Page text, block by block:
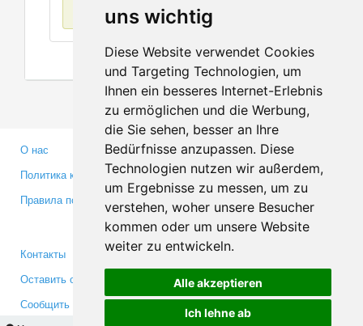
uns wichtig
Diese Website verwendet Cookies
und Targeting Technologien, um
Ihnen ein besseres Internet-Erlebnis
zu ermöglichen und die Werbung,
die Sie sehen, besser an Ihre
Bedürfnisse anzupassen. Diese
Technologien nutzen wir außerdem,
um Ergebnisse zu messen, um zu
verstehen, woher unsere Besucher
kommen oder um unsere Website
weiter zu entwickeln.
Alle akzeptieren
Ich lehne ab
О нас
Политика конфиденциальности
Правила пользования
Партнерам
Инвесторам
Медиа
Контакты
Оставить отзыв
Сообщить об ошибке
Facebook
Twitter
YouTube